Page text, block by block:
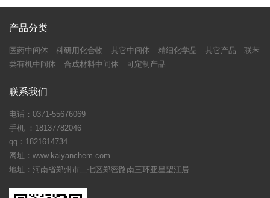
产品分类
医药中间体 科研用化合物 其它中间体 精细化学品 其它产品
联苯
类有机中间体
合成材料中间体 可定制产品
联系我们
电话：0371-55676069
手机 ：18137782046
qq：1821614734
网址：www.kaiyanchem.com
地址：河南省郑州市二七区郑密路南三环亚星望江居